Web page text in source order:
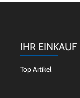
IHR EINKAUF
Top Artikel